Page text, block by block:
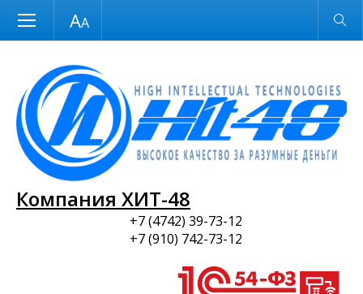
Размер шрифта Обычная версия
Компания ХИТ-48
+7 (4742) 39-73-12
+7 (910) 742-73-12